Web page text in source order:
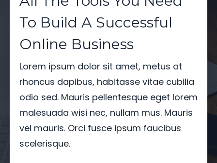
To Build A Successful
Online Business
Lorem ipsum dolor sit amet, metus at
rhoncus dapibus, habitasse vitae cubilia
odio sed. Mauris pellentesque eget lorem
malesuada wisi nec, nullam mus. Mauris
vel mauris. Orci fusce ipsum faucibus
scelerisque.